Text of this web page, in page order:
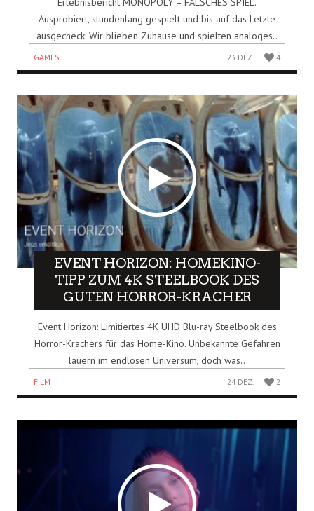
Ausprobiert, stundenlang gespielt und bis auf das Letzte
ausgecheck: Wir blieben Zuhause und spielten analoges..
GAMES 23 DEZ. 4
EVENT HORIZON: HOMEKINO-
TIPP ZUM 4K STEELBOOK DES
GUTEN HORROR-KRACHER
Event Horizon: Limitiertes 4K UHD Blu-ray Steelbook des
Horror-Krachers für das Home-Kino. Unbekannte Gefahren
lauern im endlosen Universum, doch was..
FILM 24 DEZ. 2